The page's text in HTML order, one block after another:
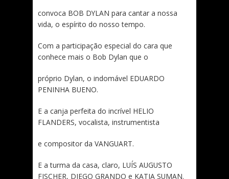
convoca BOB DYLAN para cantar a nossa
vida, o espírito do nosso tempo.
Com a participação especial do cara que
conhece mais o Bob Dylan que o
próprio Dylan, o indomável EDUARDO
PENINHA BUENO.
E a canja perfeita do incrível HELIO
FLANDERS, vocalista, instrumentista
e compositor da VANGUART.
E a turma da casa, claro, LUÍS AUGUSTO
FISCHER, DIEGO GRANDO e KATIA SUMAN.